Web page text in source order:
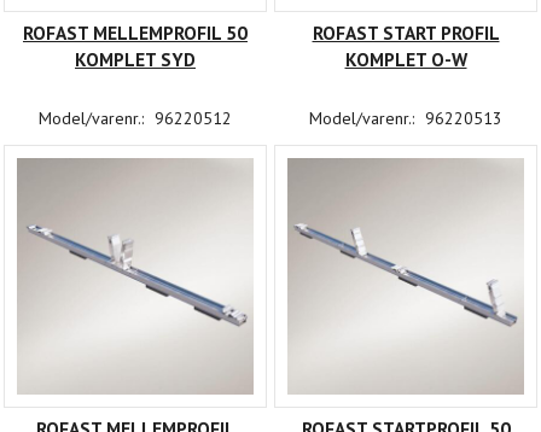
ROFAST MELLEMPROFIL 50
KOMPLET SYD
Model/varenr.: 96220512
ROFAST START PROFIL
KOMPLET O-W
Model/varenr.: 96220513